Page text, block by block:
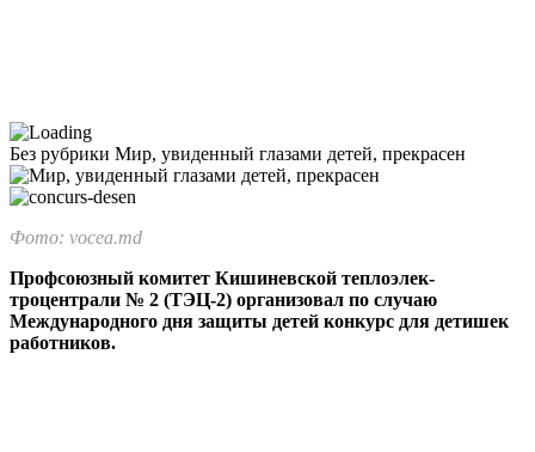
Без рубрики Мир, увиденный глазами детей, прекрасен
Фото: vocea.md
Профсоюзный комитет Кишиневской теплоэлек­
троцентрали № 2 (ТЭЦ-2) организовал по случаю
Международного дня за­щиты детей конкурс для детишек
работников.